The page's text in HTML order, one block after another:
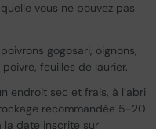
vous ne pouvez pas
gogosari, oignons,
feuilles de laurier.
endroit sec et frais, à l’abri
recommandée 5-20
la date inscrite sur